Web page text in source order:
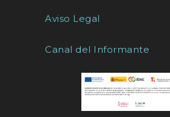
Aviso Legal
Canal del Informante